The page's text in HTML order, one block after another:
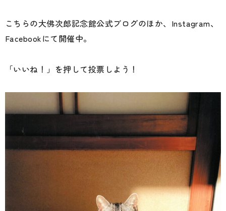
こちらの大佛次郎記念館公式ブログのほか、Instagram、
Facebookにて開催中。
「いいね！」を押して投票しよう！